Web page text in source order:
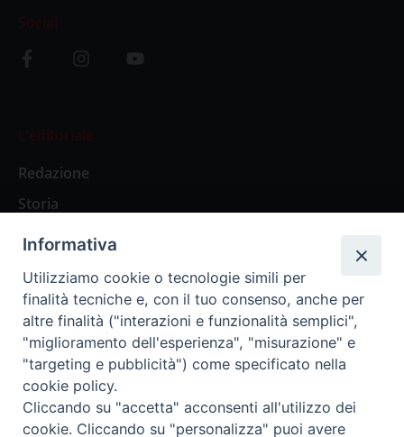
Social
L’editoriale
Redazione
Storia
Abbonamenti
Abbonamento Annuale Digitale
Abbonamento Annuale Cartaceo
Abbonamento Singola Copia Digitale
Informativa
Utilizziamo cookie o tecnologie simili per
finalità tecniche e, con il tuo consenso, anche per
altre finalità ("interazioni e funzionalità semplici",
"miglioramento dell'esperienza", "misurazione" e
"targeting e pubblicità") come specificato nella
cookie policy.
Cliccando su "accetta" acconsenti all'utilizzo dei
cookie. Cliccando su "personalizza" puoi avere